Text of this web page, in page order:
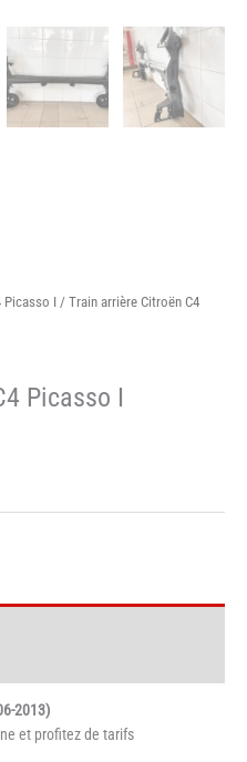
Picasso I / Train arrière Citroën C4
Picasso I
2013)
et profitez de tarifs